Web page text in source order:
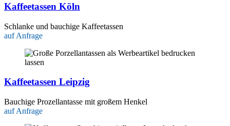
Kaffeetassen Köln
Schlanke und bauchige Kaffeetassen
auf Anfrage
Kaffeetassen Leipzig
Bauchige Prozellantasse mit großem Henkel
auf Anfrage